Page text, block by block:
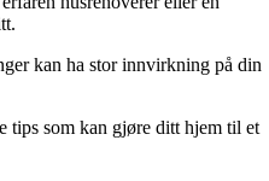
kan ha stor innvirkning på din
tips som kan gjøre ditt hjem til et